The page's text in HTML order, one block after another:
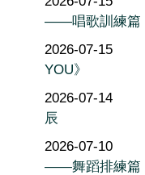
——唱歌訓練篇
2026-07-15
YOU》
2026-07-14
辰
2026-07-10
——舞蹈排練篇